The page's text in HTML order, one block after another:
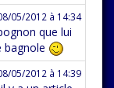
05/2012 à 14:34
que lui
bagnole
05/2012 à 14:39